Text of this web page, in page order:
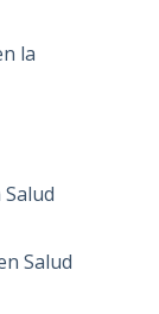
la
Salud